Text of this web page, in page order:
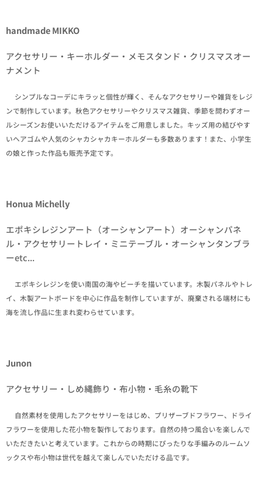
handmade MIKKO
アクセサリー・キーホルダー・メモスタンド・クリスマスオー
ナメント
✒シンプルなコーデにキラッと個性が輝く、そんなアクセサリーや雑貨をレジ
ンで制作しています。秋色アクセサリーやクリスマス雑貨、季節を問わずオー
ルシーズンお使いいただけるアイテムをご用意しました。キッズ用の結びやす
いヘアゴムや人気のシャカシャカキーホルダーも多数あります！また、小学生
の娘と作った作品も販売予定です。
Honua Michelly
エポキシレジンアート（オーシャンアート）オーシャンパネ
ル・アクセサリートレイ・ミニテーブル・オーシャンタンブラ
ーetc...
✒エポキシレジンを使い南国の海やビーチを描いています。木製パネルやトレ
イ、木製アートボードを中心に作品を制作していますが、廃棄される端材にも
海を流し作品に生まれ変わらせています。
Junon
アクセサリー・しめ縄飾り・布小物・毛糸の靴下
✒自然素材を使用したアクセサリーをはじめ、プリザーブドフラワー、ドライ
フラワーを使用した花小物を製作しております。自然の持つ風合いを楽しんで
いただきたいと考えています。これからの時期にぴったりな手編みのルームソ
ックスや布小物は世代を越えて楽しんでいただける品です。